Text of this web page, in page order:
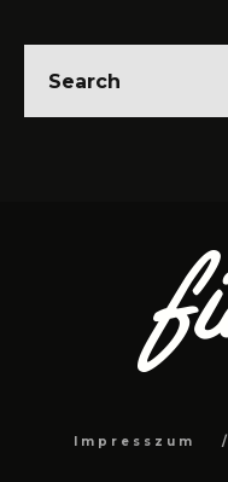
Impresszum